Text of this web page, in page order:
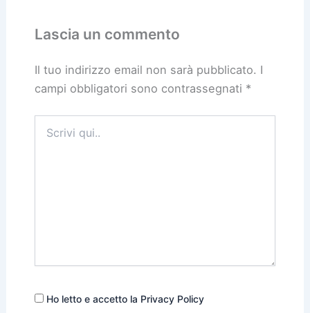
Lascia un commento
Il tuo indirizzo email non sarà pubblicato. I
campi obbligatori sono contrassegnati *
qui..
Ho letto e accetto la Privacy Policy